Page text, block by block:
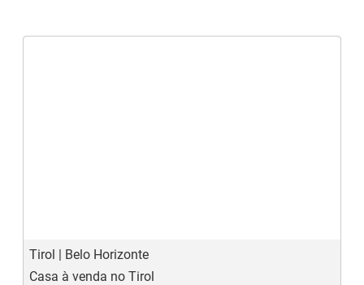
Tirol | Belo Horizonte
Casa à venda no Tirol